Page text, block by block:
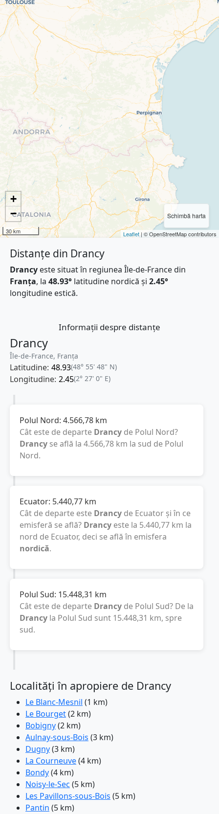
Schimbă harta
+
−
30 km Leaflet | © OpenStreetMap contributors
Distanțe din Drancy
Drancy este situat în regiunea Île-de-France din
Franţa, la 48.93° latitudine nordică și 2.45°
longitudine estică.
Informații despre distanțe
Drancy
Île-de-France, Franţa
Latitudine: 48.93(48° 55' 48" N)
Longitudine: 2.45(2° 27' 0" E)
Polul Nord: 4.566,78 km
Cât este de departe Drancy de Polul Nord?
Drancy se află la 4.566,78 km la sud de Polul
Nord.
Ecuator: 5.440,77 km
Cât de departe este Drancy de Ecuator și în ce
emisferă se află? Drancy este la 5.440,77 km la
nord de Ecuator, deci se află în emisfera
nordică.
Polul Sud: 15.448,31 km
Cât este de departe Drancy de Polul Sud? De la
Drancy la Polul Sud sunt 15.448,31 km, spre
sud.
Localități în apropiere de Drancy
Le Blanc-Mesnil (1 km)
Le Bourget(2 km)
Bobigny(2 km)
Aulnay-sous-Bois (3 km)
Dugny(3 km)
La Courneuve(4 km)
Bondy(4 km)
Noisy-le-Sec (5 km)
Les Pavillons-sous-Bois (5 km)
Pantin (5 km)